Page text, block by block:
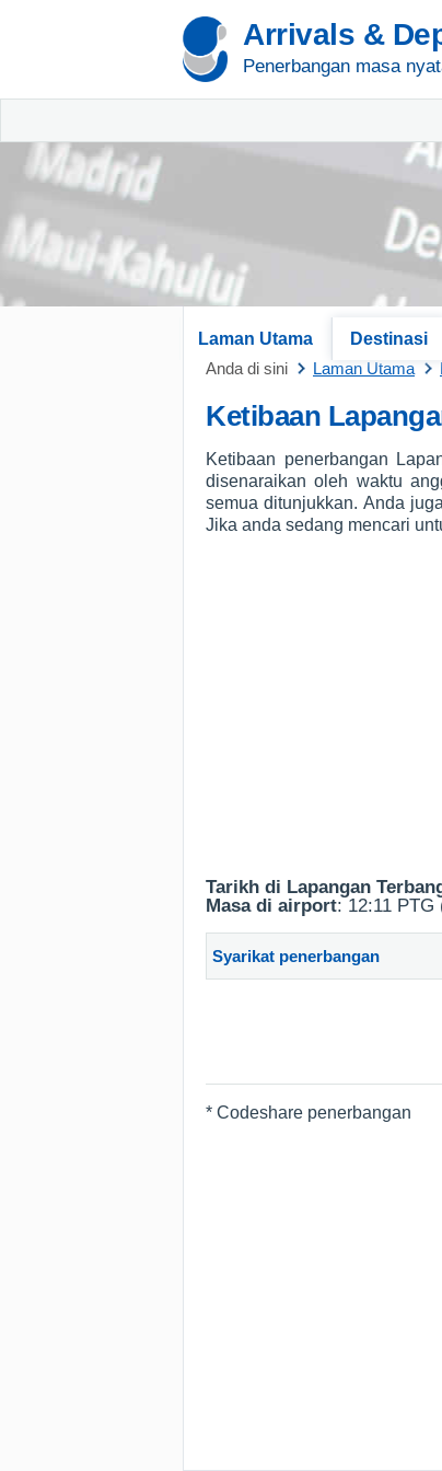
Arrivals &
Penerbangan masa
Laman Utama
Destinasi
Anda di sini
Laman Utama
Ketibaan
Ketibaan penerbangan
disenaraikan oleh waktu
semua ditunjukkan. Anda
Jika anda sedang mencari
Tarikh di Lapangan
Masa di airport: 12:11 PTG
Syarikat penerbangan
* Codeshare penerbangan